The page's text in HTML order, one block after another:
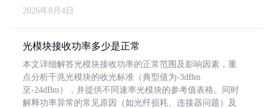
2026年8月4日
光模块接收功率多少是正常
本文详细解答光模块接收功率的正常范围及影响因素，重
点分析千兆光模块的收光标准（典型值为-3dBm
至-24dBm），并提供不同速率光模块的参考值表格。同时
解释功率异常的常见原因（如光纤损耗、连接器问题）及